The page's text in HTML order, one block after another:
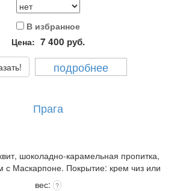
В избранное
Цена: 7 400 руб.
подробнее
Прага
шоколадно-карамельная пропитка,
с Маскарпоне. Покрытие: крем чиз или
цвета +12 цветов Покрытия
вес: ?